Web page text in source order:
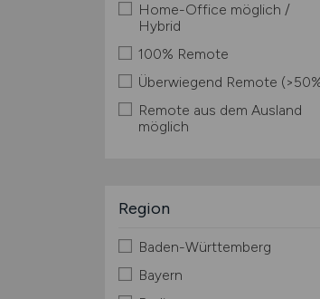
Home-Office möglich /
Hybrid
100% Remote
Überwiegend Remote
Remote aus dem Ausland
möglich
Region
Baden-Württemberg
Bayern